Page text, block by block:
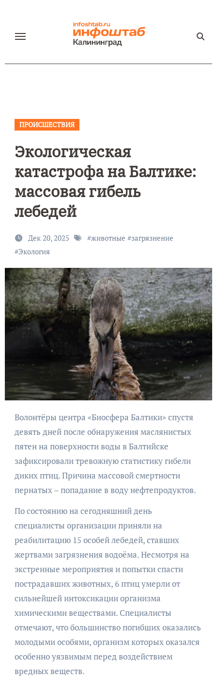
содержанию
ПРОИСШЕСТВИЯ
Экологическая
катастрофа на Балтике:
массовая гибель
лебедей
Дек 20, 2025 #животные #загрязнение
#Экология
Волонтёры центра «Биосфера Балтики» спустя
девять дней после обнаружения маслянистых
пятен на поверхности воды в Балтийске
зафиксировали тревожную статистику гибели
диких птиц. Причина массовой смертности
пернатых – попадание в воду нефтепродуктов.
По состоянию на сегодняшний день
специалисты организации приняли на
реабилитацию 15 особей лебедей, ставших
жертвами загрязнения водоёма. Несмотря на
экстренные мероприятия и попытки спасти
пострадавших животных, 6 птиц умерли от
сильнейшей интоксикации организма
химическими веществами. Специалисты
отмечают, что большинство погибших оказались
молодыми особями, организм которых оказался
особенно уязвимым перед воздействием
вредных веществ.